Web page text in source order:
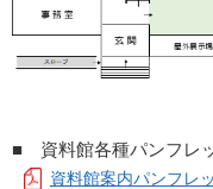
■ 資料館各種パンフレ
資料館案内パンフレ